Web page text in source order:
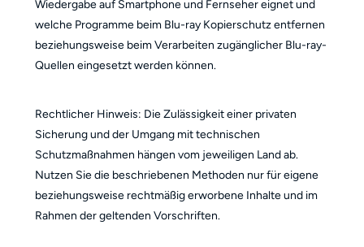
Wiedergabe auf Smartphone und Fernseher eignet und
welche Programme beim Blu-ray Kopierschutz entfernen
beziehungsweise beim Verarbeiten zugänglicher Blu-ray-
Quellen eingesetzt werden können.
Rechtlicher Hinweis: Die Zulässigkeit einer privaten
Sicherung und der Umgang mit technischen
Schutzmaßnahmen hängen vom jeweiligen Land ab.
Nutzen Sie die beschriebenen Methoden nur für eigene
beziehungsweise rechtmäßig erworbene Inhalte und im
Rahmen der geltenden Vorschriften.